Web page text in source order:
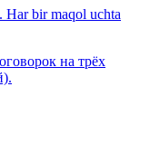
Har bir maqol uchta
на трёх